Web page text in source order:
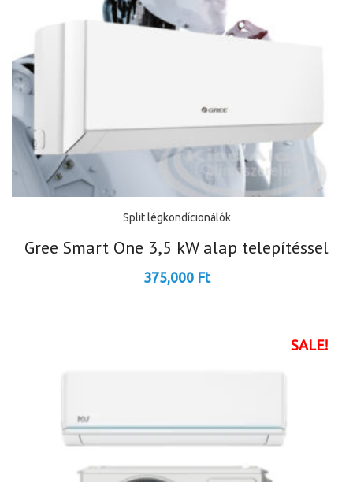
Split légkondícionálók
Gree Smart One 3,5 kW alap telepítéssel
375,000 Ft
SALE!